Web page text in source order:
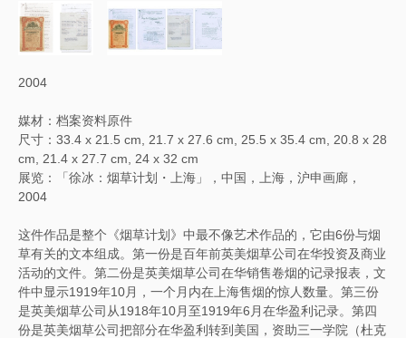
2004
媒材：档案资料原件
尺寸：33.4 x 21.5 cm, 21.7 x 27.6 cm, 25.5 x 35.4 cm, 20.8 x 28
cm, 21.4 x 27.7 cm, 24 x 32 cm
展览：「徐冰：烟草计划・上海」，中国，上海，沪申画廊，
2004
这件作品是整个《烟草计划》中最不像艺术作品的，它由6份与烟
草有关的文本组成。第一份是百年前英美烟草公司在华投资及商业
活动的文件。第二份是英美烟草公司在华销售卷烟的记录报表，文
件中显示1919年10月，一个月内在上海售烟的惊人数量。第三份
是英美烟草公司从1918年10月至1919年6月在华盈利记录。第四
份是英美烟草公司把部分在华盈利转到美国，资助三一学院（杜克